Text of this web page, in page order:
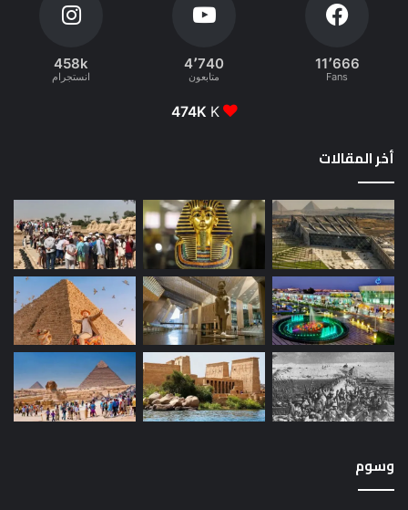
11٬666
Fans
4٬740
متابعون
458k
انستجرام
474K K
أخر المقالات
وسوم